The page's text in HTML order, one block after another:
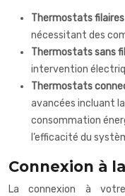
Thermostats filaires
nécessitant des
Thermostats sans
intervention
Thermostats
avancées incluant
consommation
l’efficacité du
Connexion à
La connexion à